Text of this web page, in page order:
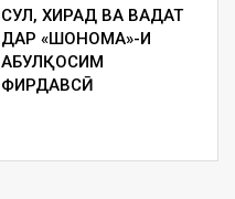
СУЛҲ, ХИРАД ВА ВАҲДАТ
ДАР «ШОҲНОМА»-И
АБУЛҚОСИМ
ФИРДАВСӢ